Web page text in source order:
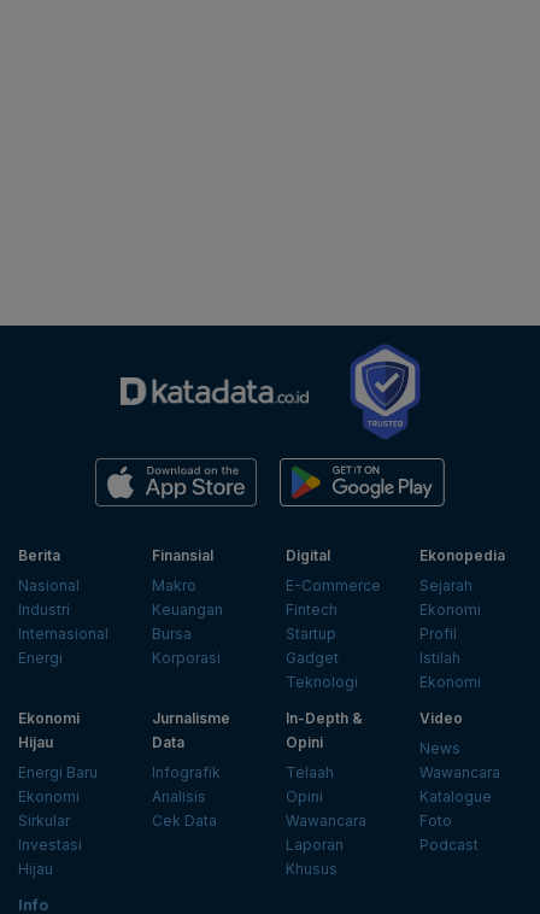
Berita
Nasional
Industri
Internasional
Energi
Finansial
Makro
Keuangan
Bursa
Korporasi
Digital
E-Commerce
Fintech
Startup
Gadget
Teknologi
Ekonopedia
Sejarah
Ekonomi
Profil
Istilah
Ekonomi
Ekonomi
Hijau
Energi Baru
Ekonomi
Sirkular
Investasi
Hijau
Jurnalisme
Data
Infografik
Analisis
Cek Data
In-Depth &
Opini
Telaah
Opini
Wawancara
Laporan
Khusus
Video
News
Wawancara
Katalogue
Foto
Podcast
Info